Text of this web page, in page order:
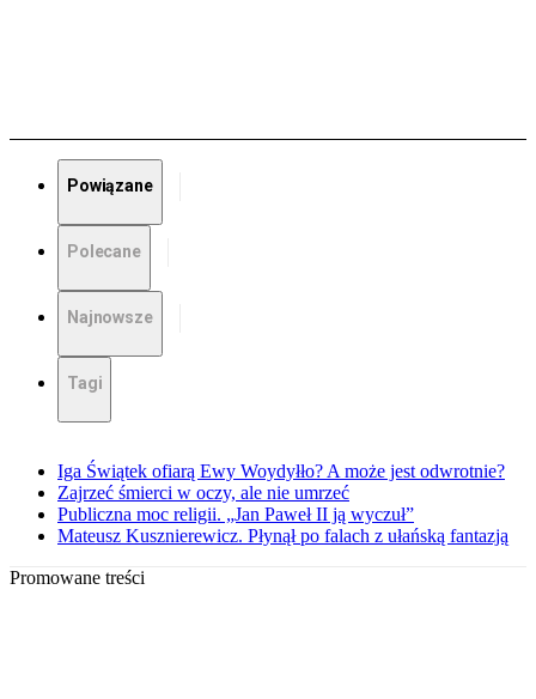
Powiązane
Polecane
Najnowsze
Tagi
Iga Świątek ofiarą Ewy Woydyłło? A może jest odwrotnie?
Zajrzeć śmierci w oczy, ale nie umrzeć
Publiczna moc religii. „Jan Paweł II ją wyczuł”
Mateusz Kusznierewicz. Płynął po falach z ułańską fantazją
Promowane treści